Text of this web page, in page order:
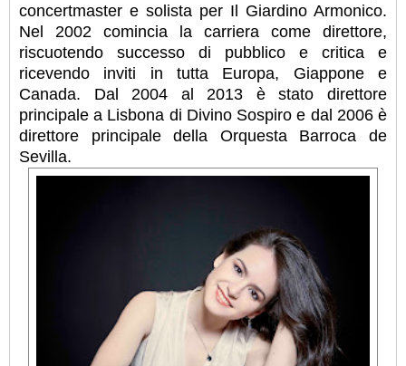
concertmaster e solista per Il Giardino Armonico.
Nel 2002 comincia la carriera come direttore,
riscuotendo successo di pubblico e critica e
ricevendo inviti in tutta Europa, Giappone e
Canada. Dal 2004 al 2013 è stato direttore
principale a Lisbona di Divino Sospiro e dal 2006 è
direttore principale della Orquesta Barroca de
Sevilla.